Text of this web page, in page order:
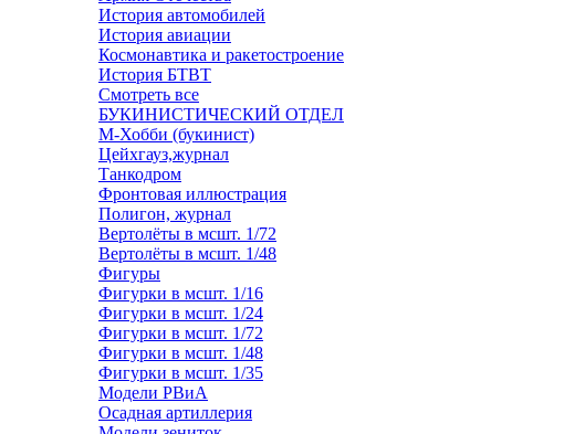
История автомобилей
История авиации
Космонавтика и ракетостроение
История БТВТ
Смотреть все
БУКИНИСТИЧЕСКИЙ ОТДЕЛ
М-Хобби (букинист)
Цейхгауз,журнал
Танкодром
Фронтовая иллюстрация
Полигон, журнал
Вертолёты в мсшт. 1/72
Вертолёты в мсшт. 1/48
Фигуры
Фигурки в мсшт. 1/16
Фигурки в мсшт. 1/24
Фигурки в мсшт. 1/72
Фигурки в мсшт. 1/48
Фигурки в мсшт. 1/35
Модели РВиА
Осадная артиллерия